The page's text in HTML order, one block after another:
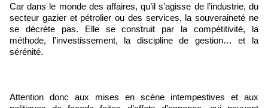
Car dans le monde des affaires, qu’il s’agisse de l’industrie, du
secteur gazier et pétrolier ou des services, la souveraineté ne
se décrète pas. Elle se construit par la compétitivité, la
méthode, l’investissement, la discipline de gestion… et la
sérénité.
Attention donc aux mises en scène intempestives et aux